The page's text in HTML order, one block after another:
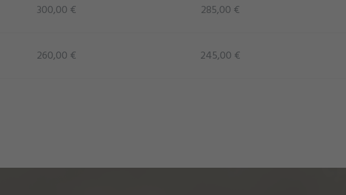
300,00 €
260,00 €
285,00 €
245,00 €